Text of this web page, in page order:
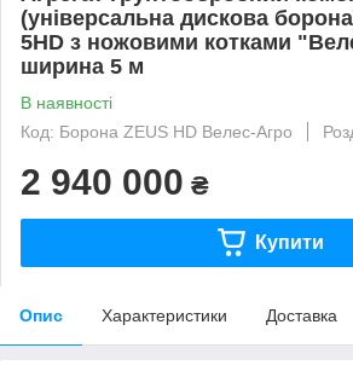
(універсальна дискова
5HD з ножовими котками
ширина 5 м
В наявності
Код: Борона ZEUS HD Велес-Агро
2 940 000 ₴
Купити
Опис Характеристики Доставка